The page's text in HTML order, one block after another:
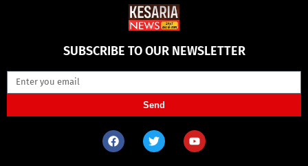
SUBSCRIBE TO OUR NEWSLETTER
Send